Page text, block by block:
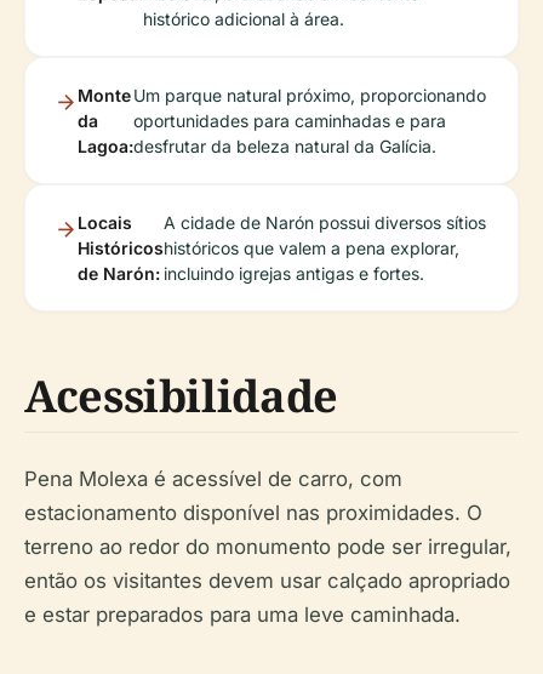
histórico adicional à área.
Monte
da
Lagoa:
Um parque natural próximo, proporcionando
oportunidades para caminhadas e para
desfrutar da beleza natural da Galícia.
Locais
Históricos
de Narón:
A cidade de Narón possui diversos sítios
históricos que valem a pena explorar,
incluindo igrejas antigas e fortes.
Acessibilidade
Pena Molexa é acessível de carro, com
estacionamento disponível nas proximidades. O
terreno ao redor do monumento pode ser irregular,
então os visitantes devem usar calçado apropriado
e estar preparados para uma leve caminhada.